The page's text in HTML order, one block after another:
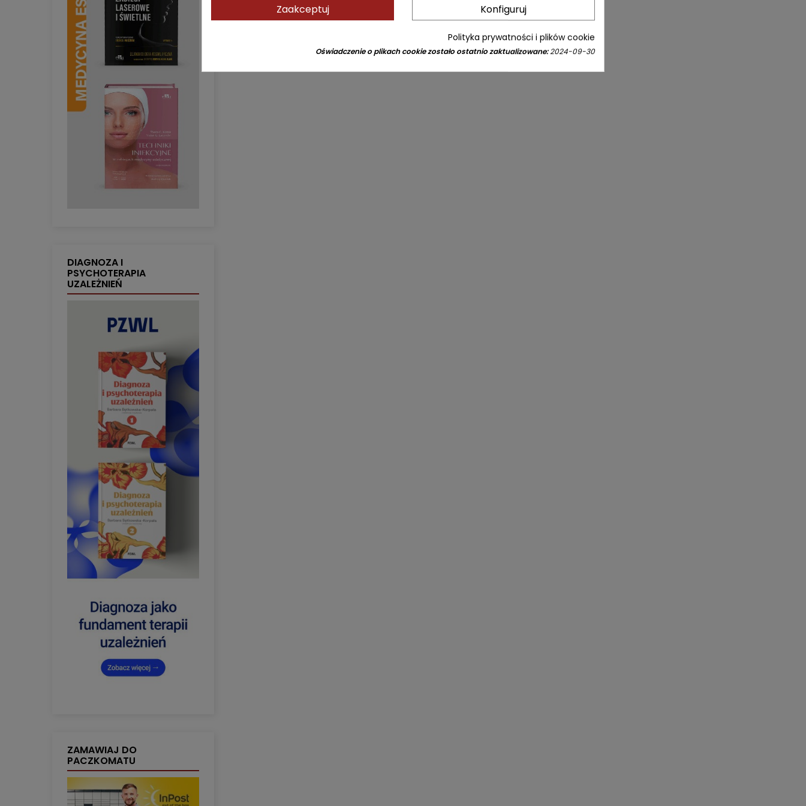
DIAGNOZA I
PSYCHOTERAPIA
UZALEŻNIEŃ
ZAMAWIAJ DO
PACZKOMATU
Zaakceptuj Konfiguruj
Polityka prywatności i plików cookie
Oświadczenie o plikach cookie zostało ostatnio zaktualizowane:2024-09-30